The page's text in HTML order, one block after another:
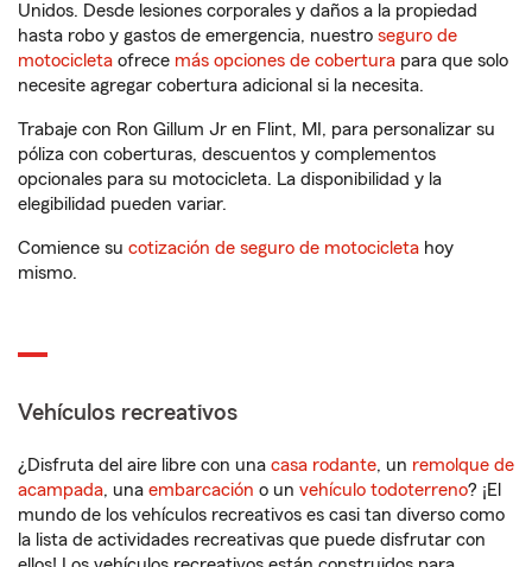
Unidos. Desde lesiones corporales y daños a la propiedad
hasta robo y gastos de emergencia, nuestro seguro de
motocicleta ofrece más opciones de cobertura para que solo
necesite agregar cobertura adicional si la necesita.
Trabaje con Ron Gillum Jr en Flint, MI, para personalizar su
póliza con coberturas, descuentos y complementos
opcionales para su motocicleta. La disponibilidad y la
elegibilidad pueden variar.
Comience su cotización de seguro de motocicleta hoy
mismo.
Vehículos recreativos
¿Disfruta del aire libre con una casa rodante, un remolque de
acampada, una embarcación o un vehículo todoterreno? ¡El
mundo de los vehículos recreativos es casi tan diverso como
la lista de actividades recreativas que puede disfrutar con